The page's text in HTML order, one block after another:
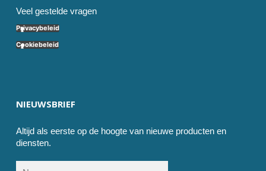
Veel gestelde vragen
Privacybeleid
Cookiebeleid
NIEUWSBRIEF
Altijd als eerste op de hoogte van nieuwe producten en
diensten.